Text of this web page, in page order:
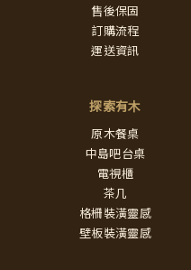
售後保固
訂購流程
運送資訊
探索有木
原木餐桌
中島吧台桌
電視櫃
茶几
格柵裝潢靈感
壁板裝潢靈感